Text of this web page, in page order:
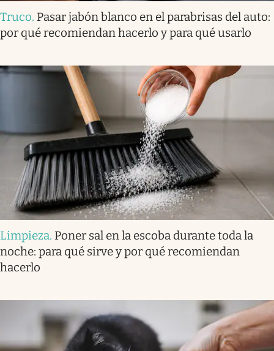
Truco. Pasar jabón blanco en el parabrisas del auto:
por qué recomiendan hacerlo y para qué usarlo
Limpieza. Poner sal en la escoba durante toda la
noche: para qué sirve y por qué recomiendan
hacerlo